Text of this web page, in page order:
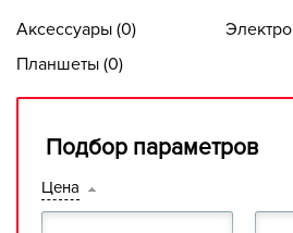
Аксессуары (0)
Планшеты (0)
Подбор параметров
Цена